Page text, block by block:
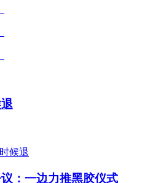
：一边力推黑胶仪式